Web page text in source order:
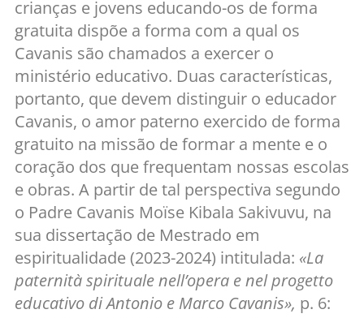
crianças e jovens educando-os de forma
gratuita dispõe a forma com a qual os
Cavanis são chamados a exercer o
ministério educativo. Duas características,
portanto, que devem distinguir o educador
Cavanis, o amor paterno exercido de forma
gratuito na missão de formar a mente e o
coração dos que frequentam nossas escolas
e obras. A partir de tal perspectiva segundo
o Padre Cavanis Moïse Kibala Sakivuvu, na
sua dissertação de Mestrado em
espiritualidade (2023-2024) intitulada: «La
paternità spirituale nell’opera e nel progetto
educativo di Antonio e Marco Cavanis», p. 6: